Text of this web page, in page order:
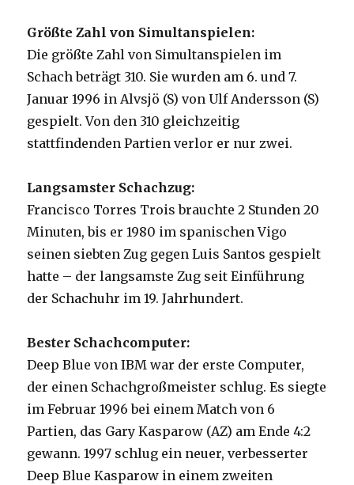
Größte Zahl von Simultanspielen:
Die größte Zahl von Simultanspielen im
Schach beträgt 310. Sie wurden am 6. und 7.
Januar 1996 in Alvsjö (S) von Ulf Andersson (S)
gespielt. Von den 310 gleichzeitig
stattfindenden Partien verlor er nur zwei.
Langsamster Schachzug:
Francisco Torres Trois brauchte 2 Stunden 20
Minuten, bis er 1980 im spanischen Vigo
seinen siebten Zug gegen Luis Santos gespielt
hatte – der langsamste Zug seit Einführung
der Schachuhr im 19. Jahrhundert.
Bester Schachcomputer:
Deep Blue von IBM war der erste Computer,
der einen Schachgroßmeister schlug. Es siegte
im Februar 1996 bei einem Match von 6
Partien, das Gary Kasparow (AZ) am Ende 4:2
gewann. 1997 schlug ein neuer, verbesserter
Deep Blue Kasparow in einem zweiten